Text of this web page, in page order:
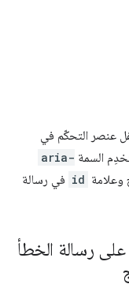
عنصر التحكّم في
السمة aria-
وعلامة id في رسالة
رسالة الخطأ